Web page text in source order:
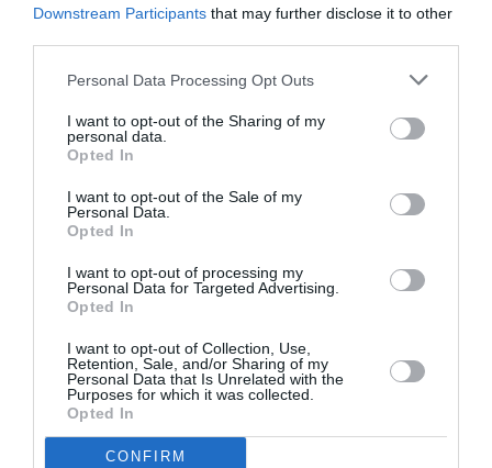
Downstream Participants that may further disclose it to other
Personal Data Processing Opt Outs
I want to opt-out of the Sharing of my
personal data.
Opted In
I want to opt-out of the Sale of my
Personal Data.
Opted In
I want to opt-out of processing my
Personal Data for Targeted Advertising.
Opted In
I want to opt-out of Collection, Use,
Retention, Sale, and/or Sharing of my
Personal Data that Is Unrelated with the
Purposes for which it was collected.
Opted In
CONFIRM
Καλαμάτα: Όχι της Εφορείας
στάθμευσης κάτω από το Κάστρο
Δεν ενέκρινε μελέτη για τη δημιουργία ιδιωτικού
χώρου στάθμευσης οχημάτων σε οικόπεδο
ιδιοκτησίας του Κοινωφελούς Ιδρύματος
Αλεξανδράκειων Κληροδοτημάτων,...